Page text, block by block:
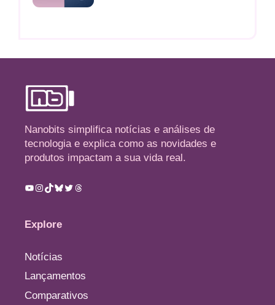
Nanobits simplifica notícias e análises de
tecnologia e explica como as novidades e
produtos impactam a sua vida real.
Youtube
Instagram
TikTok
Bluesky
TwitterThreads
Explore
Notícias
Lançamentos
Comparativos